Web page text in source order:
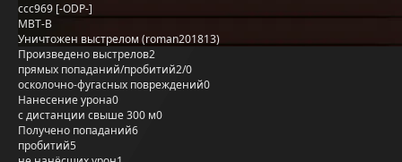
ccc969 [-ODP-]
MBT-B
Уничтожен выстрелом (roman201813)
Произведено выстрелов2
прямых попаданий/пробитий2/0
осколочно-фугасных повреждений0
Нанесение урона0
с дистанции свыше 300 м0
Получено попаданий6
пробитий5